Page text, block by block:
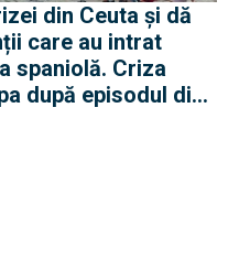
din Ceuta și dă
care au intrat
spaniolă. Criza
după episodul din